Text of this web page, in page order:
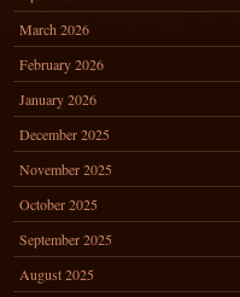
March 2026
February 2026
January 2026
December 2025
November 2025
October 2025
September 2025
August 2025